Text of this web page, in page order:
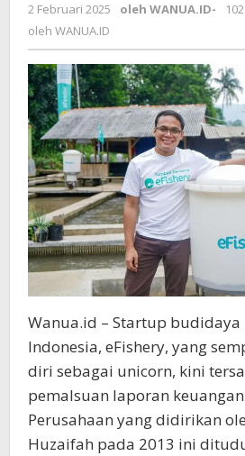
2 Februari 2025 oleh WANUA.ID-
oleh WANUA.ID
Wanua.id – Startup budidaya
Indonesia, eFishery, yang
diri sebagai unicorn, kini
pemalsuan laporan
Perusahaan yang didirikan
Huzaifah pada 2013 ini